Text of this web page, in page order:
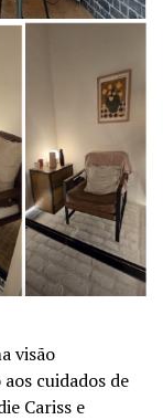
visão
cuidados de
Cariss e